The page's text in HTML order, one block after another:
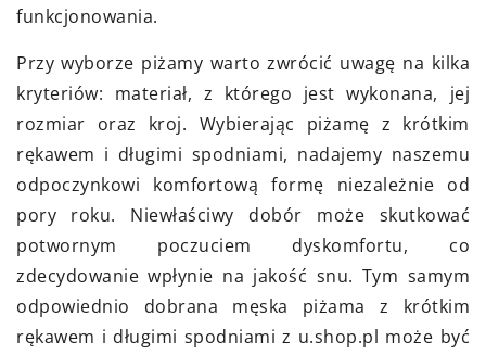
funkcjonowania.
Przy wyborze piżamy warto zwrócić uwagę na kilka
kryteriów: materiał, z którego jest wykonana, jej
rozmiar oraz kroj. Wybierając piżamę z krótkim
rękawem i długimi spodniami, nadajemy naszemu
odpoczynkowi komfortową formę niezależnie od
pory roku. Niewłaściwy dobór może skutkować
potwornym poczuciem dyskomfortu, co
zdecydowanie wpłynie na jakość snu. Tym samym
odpowiednio dobrana męska piżama z krótkim
rękawem i długimi spodniami z u.shop.pl może być